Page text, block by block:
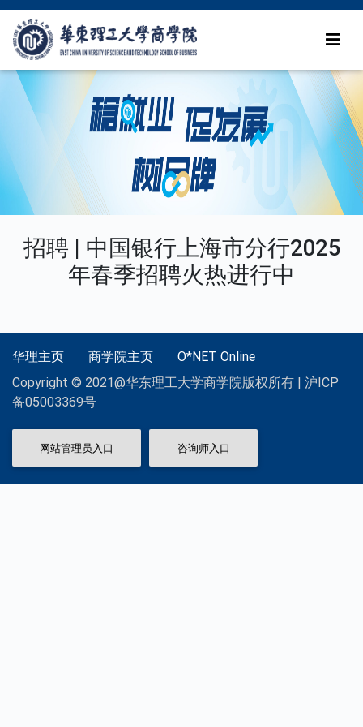
招聘 | 中国银行上海市分行2025
年春季招聘火热进行中
华理主页 商学院主页
O*NET Online
Copyright © 2021@华东理工大学商学院版权所有 | 沪ICP
备05003369号
网站管理员入口 咨询师入口